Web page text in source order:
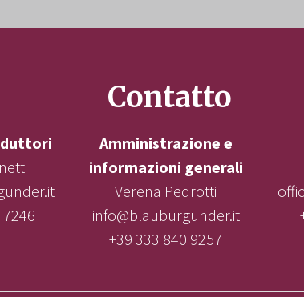
Contatto
Amministrazione e
informazioni generali
Verena Pedrotti
info@blauburgunder.it
+39 333 840 9257